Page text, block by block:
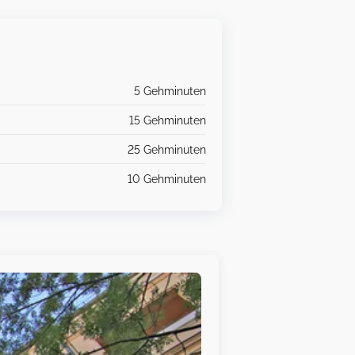
5 Gehminuten
15 Gehminuten
25 Gehminuten
10 Gehminuten